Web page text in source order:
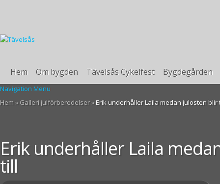
Hem Om bygden Tävelsås Cykelfest Bygdegården
Navigation Menu
Hem » Galleri julförberedelser» Erik underhåller Laila medan julosten blir
Erik underhåller Laila
till